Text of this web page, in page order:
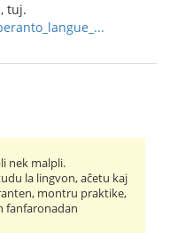
tuj.
nek malpli.
la lingvon, aĉetu kaj
montru praktike,
fanfaronadan